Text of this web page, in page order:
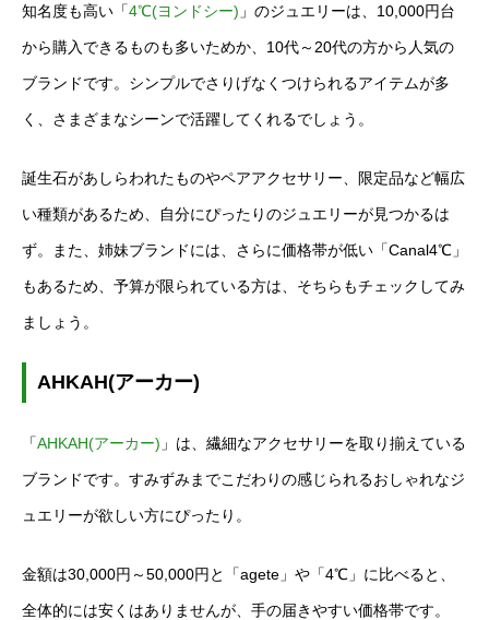
知名度も高い「4℃(ヨンドシー) 」のジュエリーは、10,000円台
から購入できるものも多いためか、10代～20代の方から人気の
ブランドです。シンプルでさりげなくつけられるアイテムが多
く、さまざまなシーンで活躍してくれるでしょう。
誕生石があしらわれたものやペアアクセサリー、限定品など幅広
い種類があるため、自分にぴったりのジュエリーが見つかるは
ず。また、姉妹ブランドには、さらに価格帯が低い「Canal4℃」
もあるため、予算が限られている方は、そちらもチェックしてみ
ましょう。
AHKAH(アーカー)
「AHKAH(アーカー) 」は、繊細なアクセサリーを取り揃えている
ブランドです。すみずみまでこだわりの感じられるおしゃれなジ
ュエリーが欲しい方にぴったり。
金額は30,000円～50,000円と「agete」や「4℃」に比べると、
全体的には安くはありませんが、手の届きやすい価格帯です。